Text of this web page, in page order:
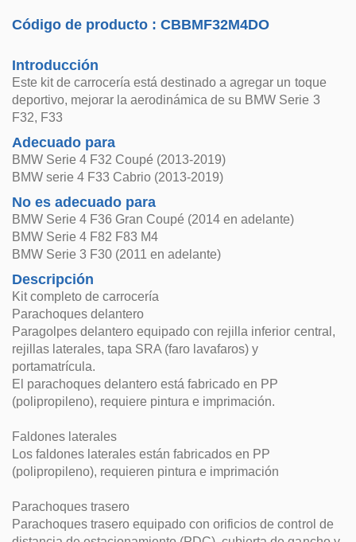
Código de producto :CBBMF32M4DO
Introducción
Este kit de carrocería está destinado a agregar un toque
deportivo, mejorar la aerodinámica de su BMW Serie 3
F32, F33
Adecuado para
BMW Serie 4 F32 Coupé (2013-2019)
BMW serie 4 F33 Cabrio (2013-2019)
No es adecuado para
BMW Serie 4 F36 Gran Coupé (2014 en adelante)
BMW Serie 4 F82 F83 M4
BMW Serie 3 F30 (2011 en adelante)
Descripción
Kit completo de carrocería
Parachoques delantero
Paragolpes delantero equipado con rejilla inferior central,
rejillas laterales, tapa SRA (faro lavafaros) y
portamatrícula.
El parachoques delantero está fabricado en PP
(polipropileno), requiere pintura e imprimación.
Faldones laterales
Los faldones laterales están fabricados en PP
(polipropileno), requieren pintura e imprimación
Parachoques trasero
Parachoques trasero equipado con orificios de control de